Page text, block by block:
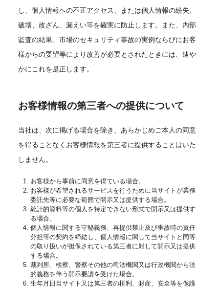
し、個人情報への不正アクセス、または個人情報の紛失、
破壊、改ざん、漏えい等を確実に防止します。また、内部
監査の結果、市場のセキュリティ事故の実例ならびにお客
様からの要望等により改善が必要とされたときには、速や
かにこれを是正します。
お客様情報の第三者への提供について
当社は、次に掲げる場合を除き、あらかじめご本人の同意
を得ることなくお客様情報を第三者に提供することはいた
しません。
お客様から事前に同意を得ている場合。
お客様が希望されるサービスを行うために当サイトが業務
委託先等に必要な範囲で開示又は提供する場合。
統計的資料等の個人を特定できない形式で開示又は提供す
る場合。
個人情報に関する守秘義務、再提供禁止及び事故時の責任
分担等の契約を締結し、個人情報に関して当サイトと同等
の取り扱いが担保されている第三者に対して開示又は提供
する場合。
裁判所、検察、警察その他の司法機関又は行政機関から法
的義務を伴う開示要請を受けた場合。
生年月日当サイト又は第三者の権利、財産、安全等を保護